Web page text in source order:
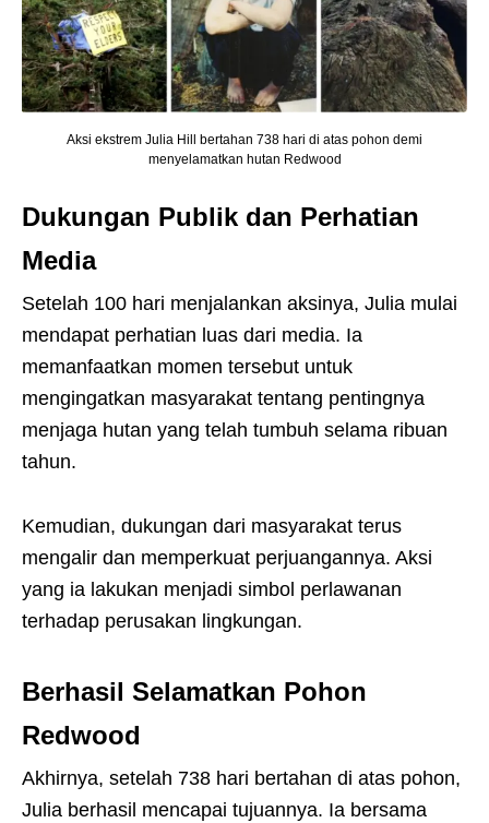
Aksi ekstrem Julia Hill bertahan 738 hari di atas pohon demi
menyelamatkan hutan Redwood
Dukungan Publik dan Perhatian
Media
Setelah 100 hari menjalankan aksinya, Julia mulai
mendapat perhatian luas dari media. Ia
memanfaatkan momen tersebut untuk
mengingatkan masyarakat tentang pentingnya
menjaga hutan yang telah tumbuh selama ribuan
tahun.
Kemudian, dukungan dari masyarakat terus
mengalir dan memperkuat perjuangannya. Aksi
yang ia lakukan menjadi simbol perlawanan
terhadap perusakan lingkungan.
Berhasil Selamatkan Pohon
Redwood
Akhirnya, setelah 738 hari bertahan di atas pohon,
Julia berhasil mencapai tujuannya. Ia bersama